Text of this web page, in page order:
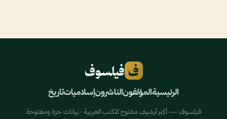
ف فيلسوف
الرئيسيةالمؤلفونالناشرونإسلامياتتاريخ
فيلسوف — أكبر أرشيف مفتوح للكتب العربية · بيانات حرّة ومفتوحة